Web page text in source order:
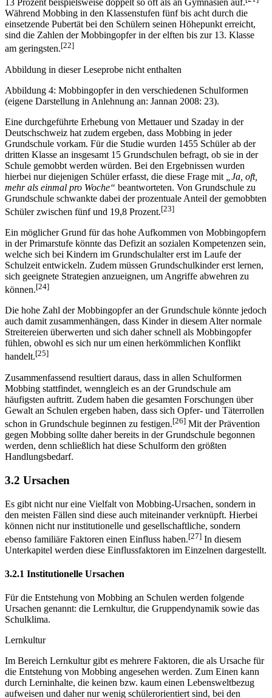
13 Prozent beispielsweise doppelt so oft als an Gymnasien auf.
Während Mobbing in den Klassenstufen fünf bis acht durch die
einsetzende Pubertät bei den Schülern seinen Höhepunkt erreicht,
sind die Zahlen der Mobbingopfer in der elften bis zur 13. Klasse
am geringsten.[22]
Abbildung in dieser Leseprobe nicht enthalten
Abbildung 4: Mobbingopfer in den verschiedenen Schulformen
(eigene Darstellung in Anlehnung an: Jannan 2008: 23).
Eine durchgeführte Erhebung von Mettauer und Szaday in der
Deutschschweiz hat zudem ergeben, dass Mobbing in jeder
Grundschule vorkam. Für die Studie wurden 1455 Schüler ab der
dritten Klasse an insgesamt 15 Grundschulen befragt, ob sie in der
Schule gemobbt werden würden. Bei den Ergebnissen wurden
hierbei nur diejenigen Schüler erfasst, die diese Frage mit
„Ja, oft,
mehr als einmal pro Woche“ beantworteten. Von Grundschule zu
Grundschule schwankte dabei der prozentuale Anteil der gemobbten
Schüler zwischen fünf und 19,8 Prozent.[23]
Ein möglicher Grund für das hohe Aufkommen von Mobbingopfern
in der Primarstufe könnte das Defizit an sozialen Kompetenzen sein,
welche sich bei Kindern im Grundschulalter erst im Laufe der
Schulzeit entwickeln. Zudem müssen Grundschulkinder erst lernen,
sich geeignete Strategien anzueignen, um Angriffe abwehren zu
können.[24]
Die hohe Zahl der Mobbingopfer an der Grundschule könnte jedoch
auch damit zusammenhängen, dass Kinder in diesem Alter normale
Streitereien überwerten und sich daher schnell als Mobbingopfer
fühlen, obwohl es sich nur um einen herkömmlichen Konflikt
handelt.[25]
Zusammenfassend resultiert daraus, dass in allen Schulformen
Mobbing stattfindet, wenngleich es an der Grundschule am
häufigsten auftritt. Zudem haben die gesamten Forschungen über
Gewalt an Schulen ergeben haben, dass sich Opfer- und Täterrollen
schon in Grundschule beginnen zu festigen.[26] Mit der Prävention
gegen Mobbing sollte daher bereits in der Grundschule begonnen
werden, denn schließlich hat diese Schulform den größten
Handlungsbedarf.
3.2 Ursachen
Es gibt nicht nur eine Vielfalt von Mobbing-Ursachen, sondern in
den meisten Fällen sind diese auch miteinander verknüpft. Hierbei
können nicht nur institutionelle und gesellschaftliche, sondern
ebenso familiäre Faktoren einen Einfluss haben.[27] In diesem
Unterkapitel werden diese Einflussfaktoren im Einzelnen dargestellt.
3.2.1 Institutionelle Ursachen
Für die Entstehung von Mobbing an Schulen werden folgende
Ursachen genannt: die Lernkultur, die Gruppendynamik sowie das
Schulklima.
Lernkultur
Im Bereich Lernkultur gibt es mehrere Faktoren, die als Ursache für
die Entstehung von Mobbing angesehen werden. Zum Einen kann
durch Lerninhalte, die keinen bzw. kaum einen Lebensweltbezug
aufweisen und daher nur wenig schülerorientiert sind, bei den